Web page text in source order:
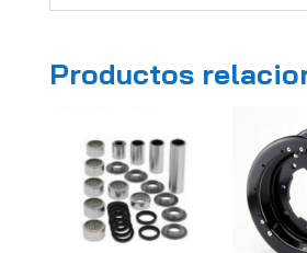
Productos